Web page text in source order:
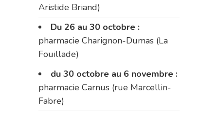
Aristide Briand)
Du 26 au 30 octobre :
pharmacie Charignon-Dumas (La
Fouillade)
du 30 octobre au 6 novembre :
pharmacie Carnus (rue Marcellin-
Fabre)